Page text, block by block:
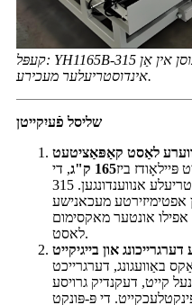
קעפּל: YH1165B-315 עפֿעקטיוו פּאַלעטיזירן אויל פֿוסן אין אַן
אינדוסטריעלער מעכירע.
שליסל פֿעיִקייטן
לאַסט קאַפּאַציטעט
ביז165 ק"ג
, די YH1165B-
315 איז צוגעפאסט פאר שווערע אינדוסטריעלע אנווענדונגען.
מעכאנישע
אונטער מאקסימום
לאסט.
און בייגיקייט
4-אַקס באַוועגונג, דערגרייכט
קייט, דעקנדיק גרויסע
די פּ-פּונקט